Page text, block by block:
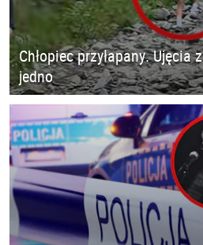
Chłopiec przyłapany.
jedno